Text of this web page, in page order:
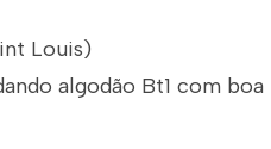
Louis)
algodão Bt1 com boa